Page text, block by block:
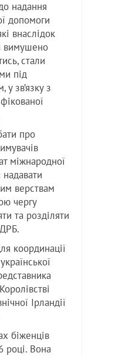
надання
допомоги
внаслідок
вимушено
стали
під
зв’язку з
про
міжнародної
надавати
верствам
чергу
та розділяти
координації
Ірландії
біженців
році. Вона